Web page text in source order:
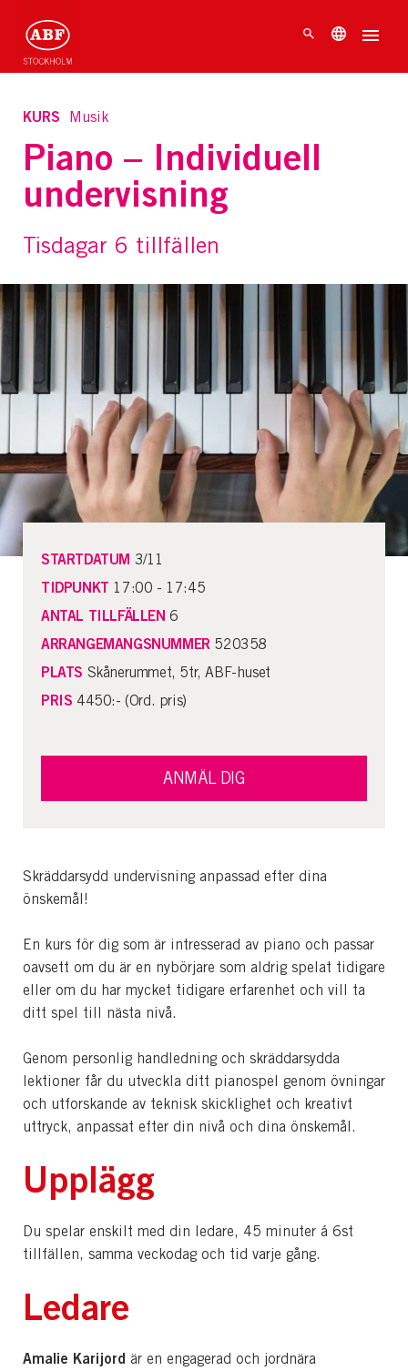
KURS Musik
Piano – Individuell
undervisning
Tisdagar 6 tillfällen
Skräddarsydd undervisning anpassad efter dina
önskemål!
En kurs för dig som är intresserad av piano och passar
oavsett om du är en nybörjare som aldrig spelat tidigare
eller om du har mycket tidigare erfarenhet och vill ta
ditt spel till nästa nivå.
Genom personlig handledning och skräddarsydda
lektioner får du utveckla ditt pianospel genom övningar
och utforskande av teknisk skicklighet och kreativt
uttryck, anpassat efter din nivå och dina önskemål.
Upplägg
Du spelar enskilt med din ledare, 45 minuter á 6st
tillfällen, samma veckodag och tid varje gång.
Ledare
Amalie Karijord är en engagerad och jordnära
STARTDATUM 3/11
TIDPUNKT 17:00 - 17:45
ANTAL TILLFÄLLEN 6
ARRANGEMANGSNUMMER 520358
PLATS Skånerummet, 5tr, ABF-huset
PRIS 4450:- (Ord. pris)
ANMÄL DIG